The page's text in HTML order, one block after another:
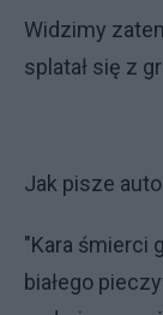
Widzimy
splatał się z
Jak pisze
"Kara śmierci
białego